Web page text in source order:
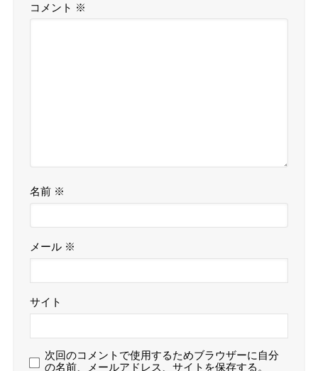
コメント ※
名前 ※
メール ※
サイト
次回のコメントで使用するためブラウザーに自分
の名前、メールアドレス、サイトを保存する。